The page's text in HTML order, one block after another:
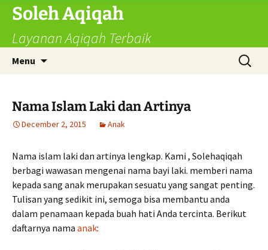
Skip
content
Soleh Aqiqah
Layanan Aqiqah Terbaik
Menu
Search
for:
Nama Islam Laki dan Artinya
December 2, 2015 Anak
Nama islam laki dan artinya lengkap. Kami , Solehaqiqah
berbagi wawasan mengenai nama bayi laki. memberi nama
kepada sang anak merupakan sesuatu yang sangat penting.
Tulisan yang sedikit ini, semoga bisa membantu anda
dalam penamaan kepada buah hati Anda tercinta. Berikut
daftarnya nama anak: